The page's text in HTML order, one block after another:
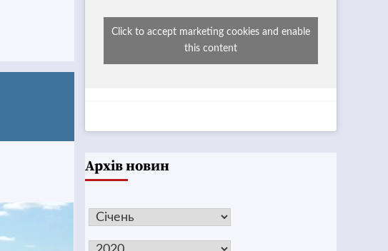
Click to accept marketing cookies and enable
this content
Архів новин